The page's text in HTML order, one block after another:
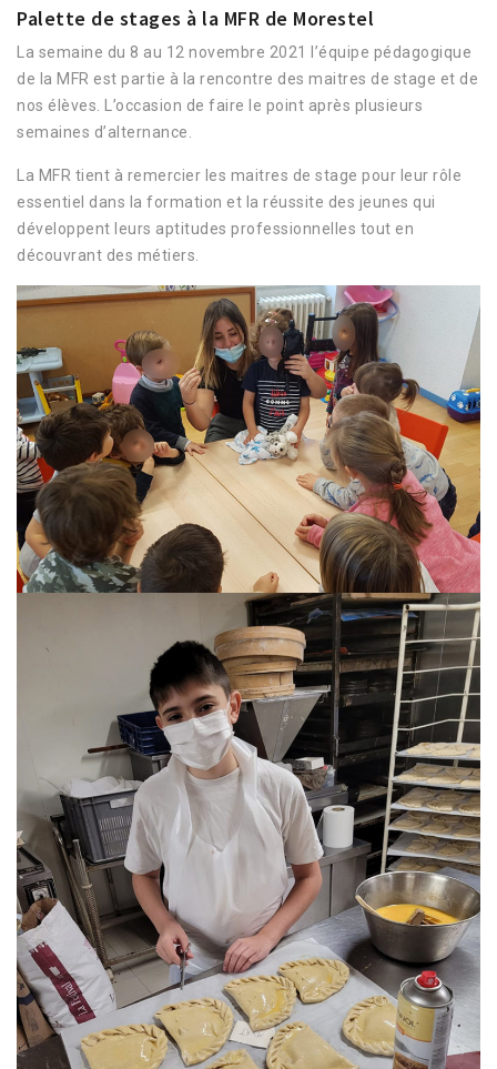
Palette de stages à la MFR de Morestel
La semaine du 8 au 12 novembre 2021 l’équipe pédagogique
de la MFR est partie à la rencontre des maitres de stage et de
nos élèves. L’occasion de faire le point après plusieurs
semaines d’alternance.
La MFR tient à remercier les maitres de stage pour leur rôle
essentiel dans la formation et la réussite des jeunes qui
développent leurs aptitudes professionnelles tout en
découvrant des métiers.